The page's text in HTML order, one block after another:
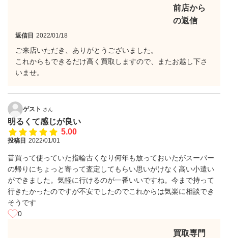
前店から
の返信
返信日 2022/01/18
ご来店いただき、ありがとうございました。
これからもできるだけ高く買取しますので、またお越し下さ
いませ。
ゲスト さん
明るくて感じが良い
5.00
投稿日 2022/01/01
昔買って使っていた指輪古くなり何年も放っておいたがスーパー
の帰りにちょっと寄って査定してもらい思いがけなく高い小遣い
ができました。気軽に行けるのが一番いいですね。今まで持って
行きたかったのですが不安でしたのでこれからは気楽に相談でき
そうです
0
買取専門